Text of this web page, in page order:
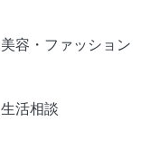
美容・ファッション
生活相談